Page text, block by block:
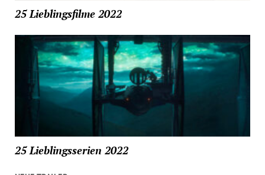
25 Lieblingsfilme 2022
25 Lieblingsserien 2022